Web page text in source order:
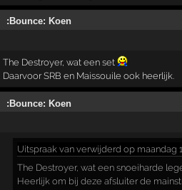
:Bounce: Koen
The Destroyer, wat een set
Daarvoor SRB en Maissouile ook heerlijk.
:Bounce: Koen
Uitspraak van verwijderd op maandag
The Destroyer, wat een snoeiharde
Heerlijk om bij deze afsluiter de